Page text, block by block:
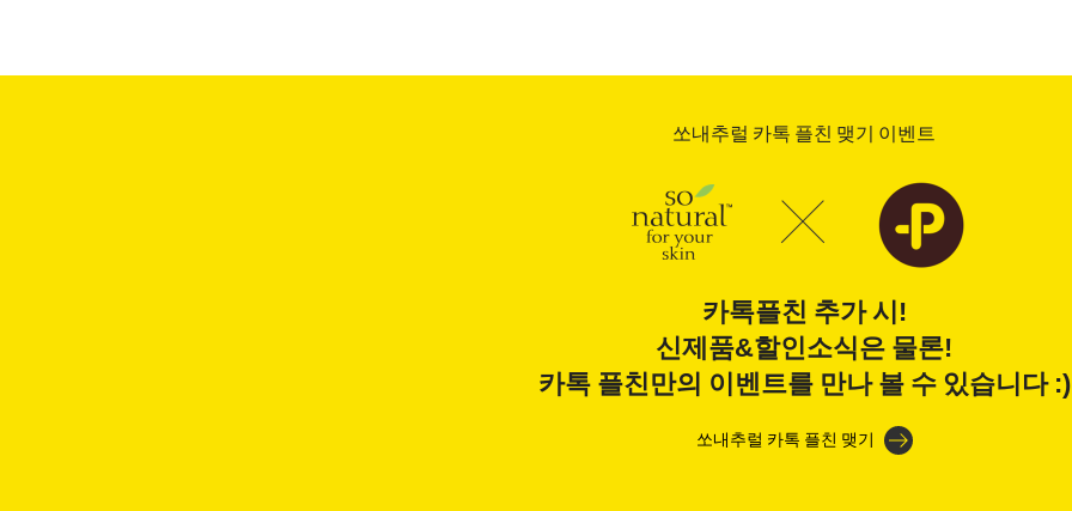
쏘내추럴 카톡 플친 맺기 이벤트
카톡플친 추가 시!
신제품&할인소식은 물론!
카톡 플친만의 이벤트를 만나 볼 수 있습니다 :)
쏘내추럴 카톡 플친 맺기